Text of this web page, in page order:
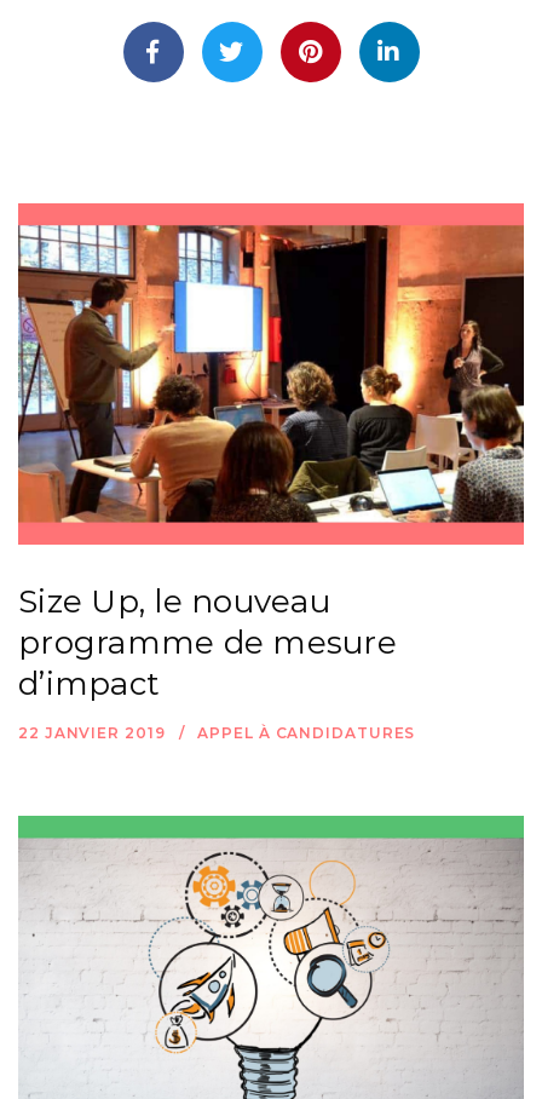
Size Up, le nouveau
programme de mesure
d’impact
22 JANVIER 2019 APPEL À CANDIDATURES